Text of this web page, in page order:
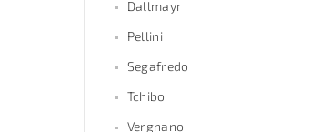
Dallmayr
Pellini
Segafredo
Tchibo
Vergnano